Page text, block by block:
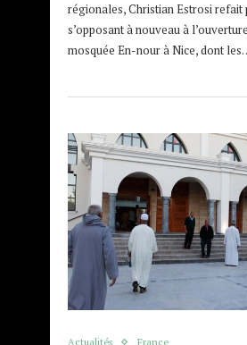
régionales, Christian Estrosi
s’opposant à nouveau à
mosquée En-nour à Nice, dont
Actualités France